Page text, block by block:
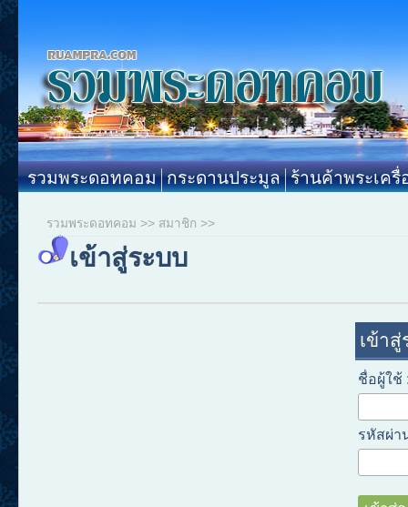
รวมพระดอทคอม กระดานประมูล ร้านค้าพระเครื่
รวมพระดอทคอม >> สมาชิก >>
เข้าสู่ระบบ
เข้าสู่
ชื่อผู้ใช้
รหัสผ่า